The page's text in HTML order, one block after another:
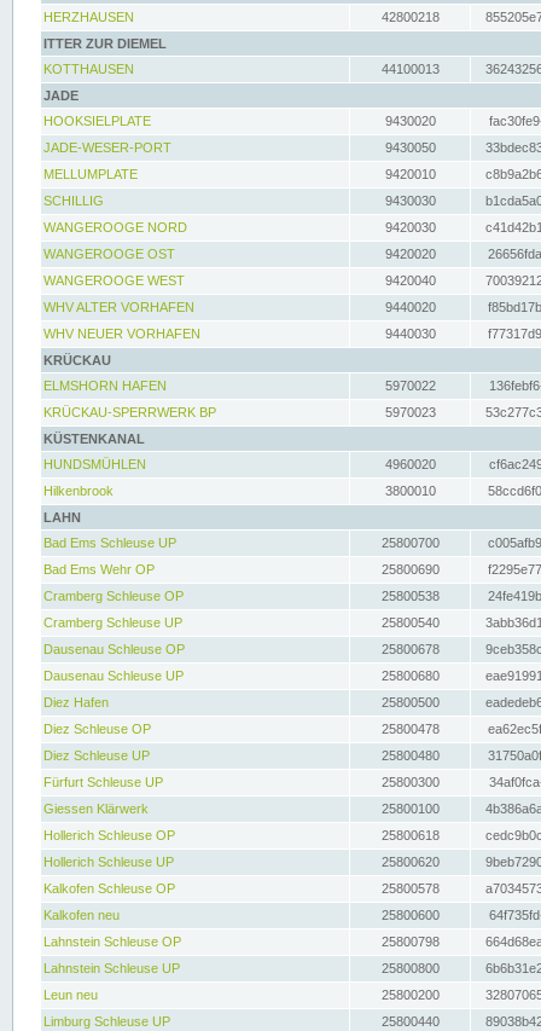
HERZHAUSEN
42800218
ITTER ZUR DIEMEL
KOTTHAUSEN
44100013
JADE
HOOKSIELPLATE
9430020
JADE-WESER-PORT
9430050
MELLUMPLATE
9420010
SCHILLIG
9430030
WANGEROOGE NORD
9420030
WANGEROOGE OST
9420020
WANGEROOGE WEST
9420040
WHV ALTER VORHAFEN
9440020
WHV NEUER VORHAFEN
9440030
KRÜCKAU
ELMSHORN HAFEN
5970022
KRÜCKAU-SPERRWERK BP
5970023
KÜSTENKANAL
HUNDSMÜHLEN
4960020
Hilkenbrook
3800010
LAHN
Bad Ems Schleuse UP
25800700
Bad Ems Wehr OP
25800690
Cramberg Schleuse OP
25800538
Cramberg Schleuse UP
25800540
Dausenau Schleuse OP
25800678
Dausenau Schleuse UP
25800680
Diez Hafen
25800500
Diez Schleuse OP
25800478
Diez Schleuse UP
25800480
Fürfurt Schleuse UP
25800300
Giessen Klärwerk
25800100
Hollerich Schleuse OP
25800618
Hollerich Schleuse UP
25800620
Kalkofen Schleuse OP
25800578
Kalkofen neu
25800600
Lahnstein Schleuse OP
25800798
Lahnstein Schleuse UP
25800800
Leun neu
25800200
Limburg Schleuse UP
25800440